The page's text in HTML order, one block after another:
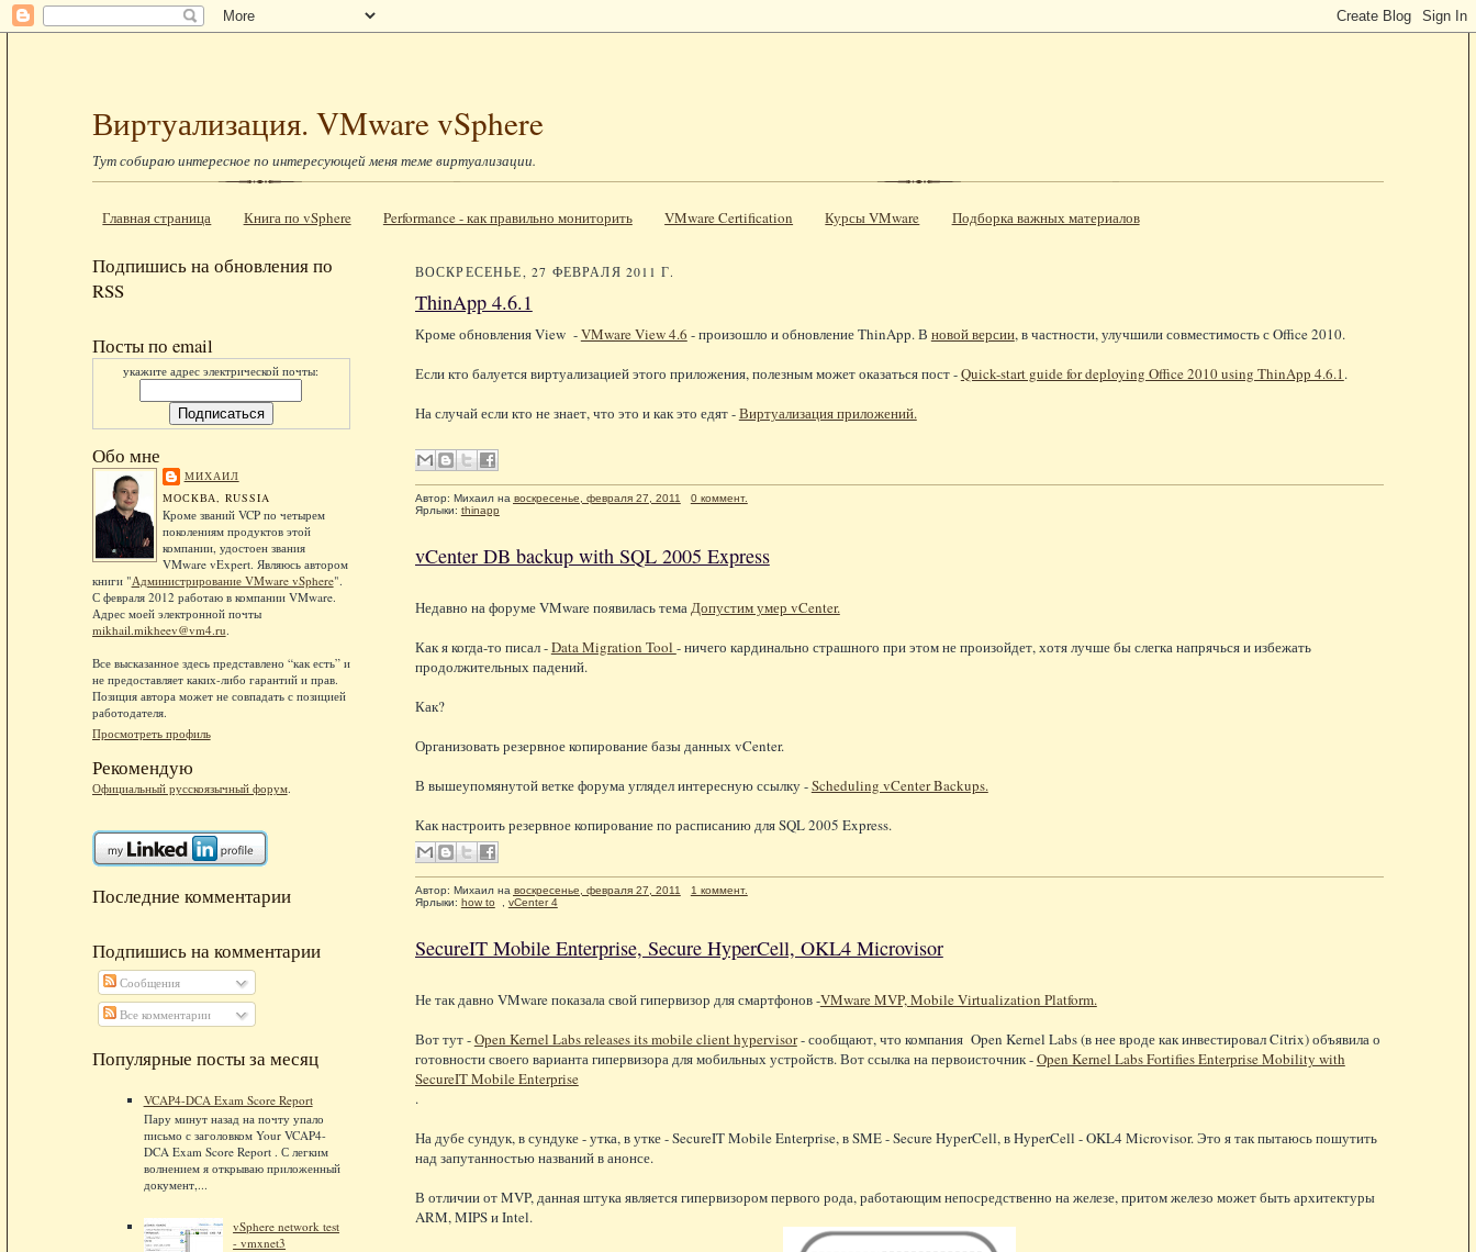
Виртуализация. VMware vSphere
Тут собираю интересное по интересующей меня теме виртуализации.
Главная страница Книга по vSphere Performance - как правильно мониторить VMware Certification Курсы VMware Подборка важных материалов
Подпишись на обновления по
RSS
Посты по email
укажите адрес электрической почты:
Обо мне
МИХАИЛ
МОСКВА, RUSSIA
Кроме званий VCP по четырем
поколениям продуктов этой
компании, удостоен звания
VMware vExpert. Являюсь автором
книги "Администрирование VMware vSphere".
С февраля 2012 работаю в компании VMware.
Адрес моей электронной почты
mikhail.mikheev@vm4.ru.
Все высказанное здесь представлено “как есть” и
не предоставляет каких-либо гарантий и прав.
Позиция автора может не совпадать с позицией
работодателя.
Просмотреть профиль
Рекомендую
Официальный русскоязычный форум.
Последние комментарии
Подпишись на комментарии
Сообщения
Все комментарии
Популярные посты за месяц
VCAP4-DCA Exam Score Report
Пару минут назад на почту упало
письмо с заголовком Your VCAP4-
DCA Exam Score Report . С легким
волнением я открываю приложенный
документ,...
vSphere network test
- vmxnet3
ВОСКРЕСЕНЬЕ, 27 ФЕВРАЛЯ 2011 Г.
ThinApp 4.6.1
Кроме обновления View -VMware View 4.6 - произошло и обновление ThinApp. В новой версии, в частности, улучшили совместимость с Office 2010.
Если кто балуется виртуализацией этого приложения, полезным может оказаться пост -Quick-start guide for deploying Office 2010 using ThinApp 4.6.1.
На случай если кто не знает, что это и как это едят -Виртуализация приложений.
Автор: Михаил на воскресенье, февраля 27, 2011
0 коммент.
Ярлыки: thinapp
vCenter DB backup with SQL 2005 Express
Недавно на форуме VMware появилась темаДопустим умер vCenter.
Как я когда-то писал -Data Migration Tool - ничего кардинально страшного при этом не произойдет, хотя лучше бы слегка напрячься и избежать
продолжительных падений.
Как?
Организовать резервное копирование базы данных vCenter.
В вышеупомянутой ветке форума углядел интересную ссылку -Scheduling vCenter Backups.
Как настроить резервное копирование по расписанию для SQL 2005 Express.
Автор: Михаил на воскресенье, февраля 27, 2011
1 коммент.
Ярлыки: how to vCenter 4
SecureIT Mobile Enterprise, Secure HyperCell, OKL4 Microvisor
Не так давно VMware показала свой гипервизор для смартфонов -VMware MVP, Mobile Virtualization Platform.
Вот тут -Open Kernel Labs releases its mobile client hypervisor- сообщают, что компания Open Kernel Labs (в нее вроде как инвестировал Citrix) объявила о
готовности своего варианта гипервизора для мобильных устройств. Вот ссылка на первоисточник -Open Kernel Labs Fortifies Enterprise Mobility with
SecureIT Mobile Enterprise
.
На дубе сундук, в сундуке - утка, в утке - SecureIT Mobile Enterprise, в SME - Secure HyperCell, в HyperCell - OKL4 Microvisor. Это я так пытаюсь пошутить
над запутанностью названий в анонсе.
В отличии от MVP, данная штука является гипервизором первого рода, работающим непосредственно на железе, притом железо может быть архитектуры
ARM, MIPS и Intel.